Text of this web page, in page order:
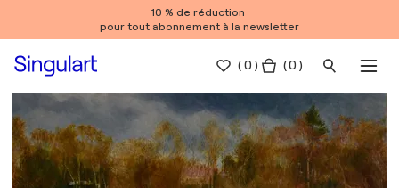
10 % de réduction
pour tout abonnement à la newsletter
(0 ) ( 0 )